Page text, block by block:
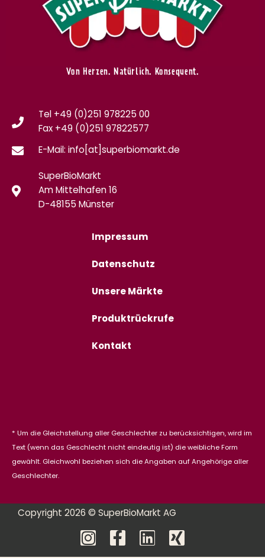
Von Herzen. Natürlich. Konsequent.
Tel +49 (0)251 978225 00
Fax +49 (0)251 97822577
E-Mail: info[at]superbiomarkt.de
SuperBioMarkt
Am Mittelhafen 16
D-48155 Münster
Impressum
Datenschutz
Unsere Märkte
Produktrückrufe
Kontakt
* Um die Gleichstellung aller Geschlechter zu berücksichtigen, wird im
Text (wenn das Geschlecht nicht eindeutig ist) die weibliche Form
gewählt. Gleichwohl beziehen sich die Angaben auf Angehörige aller
Geschlechter.
Copyright 2026 © SuperBioMarkt AG